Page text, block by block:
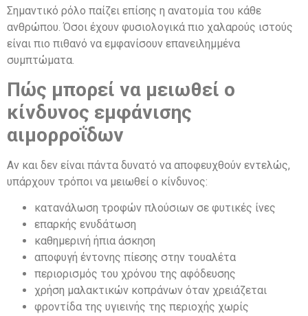
Σημαντικό ρόλο παίζει επίσης η ανατομία του κάθε
ανθρώπου. Όσοι έχουν φυσιολογικά πιο χαλαρούς ιστούς
είναι πιο πιθανό να εμφανίσουν επανειλημμένα
συμπτώματα.
Πώς μπορεί να μειωθεί ο
κίνδυνος εμφάνισης
αιμορροΐδων
Αν και δεν είναι πάντα δυνατό να αποφευχθούν εντελώς,
υπάρχουν τρόποι να μειωθεί ο κίνδυνος:
κατανάλωση τροφών πλούσιων σε φυτικές ίνες
επαρκής ενυδάτωση
καθημερινή ήπια άσκηση
αποφυγή έντονης πίεσης στην τουαλέτα
περιορισμός του χρόνου της αφόδευσης
χρήση μαλακτικών κοπράνων όταν χρειάζεται
φροντίδα της υγιεινής της περιοχής χωρίς